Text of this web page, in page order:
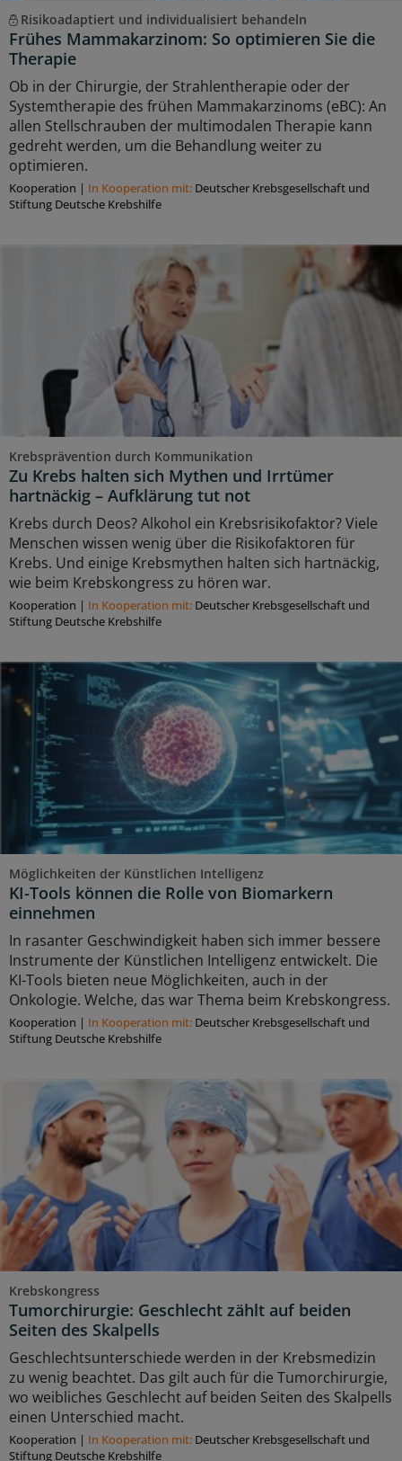
Risikoadaptiert und individualisiert behandeln
Frühes Mammakarzinom: So optimieren Sie die
Therapie
Ob in der Chirurgie, der Strahlentherapie oder der
Systemtherapie des frühen Mammakarzinoms (eBC): An
allen Stellschrauben der multimodalen Therapie kann
gedreht werden, um die Behandlung weiter zu
optimieren.
Kooperation | In Kooperation mit: Deutscher Krebsgesellschaft und
Stiftung Deutsche Krebshilfe
Krebsprävention durch Kommunikation
Zu Krebs halten sich Mythen und Irrtümer
hartnäckig – Aufklärung tut not
Krebs durch Deos? Alkohol ein Krebsrisikofaktor? Viele
Menschen wissen wenig über die Risikofaktoren für
Krebs. Und einige Krebsmythen halten sich hartnäckig,
wie beim Krebskongress zu hören war.
Kooperation | In Kooperation mit: Deutscher Krebsgesellschaft und
Stiftung Deutsche Krebshilfe
Möglichkeiten der Künstlichen Intelligenz
KI-Tools können die Rolle von Biomarkern
einnehmen
In rasanter Geschwindigkeit haben sich immer bessere
Instrumente der Künstlichen Intelligenz entwickelt. Die
KI-Tools bieten neue Möglichkeiten, auch in der
Onkologie. Welche, das war Thema beim Krebskongress.
Kooperation | In Kooperation mit: Deutscher Krebsgesellschaft und
Stiftung Deutsche Krebshilfe
Krebskongress
Tumorchirurgie: Geschlecht zählt auf beiden
Seiten des Skalpells
Geschlechtsunterschiede werden in der Krebsmedizin
zu wenig beachtet. Das gilt auch für die Tumorchirurgie,
wo weibliches Geschlecht auf beiden Seiten des Skalpells
einen Unterschied macht.
Kooperation | In Kooperation mit: Deutscher Krebsgesellschaft und
Stiftung Deutsche Krebshilfe